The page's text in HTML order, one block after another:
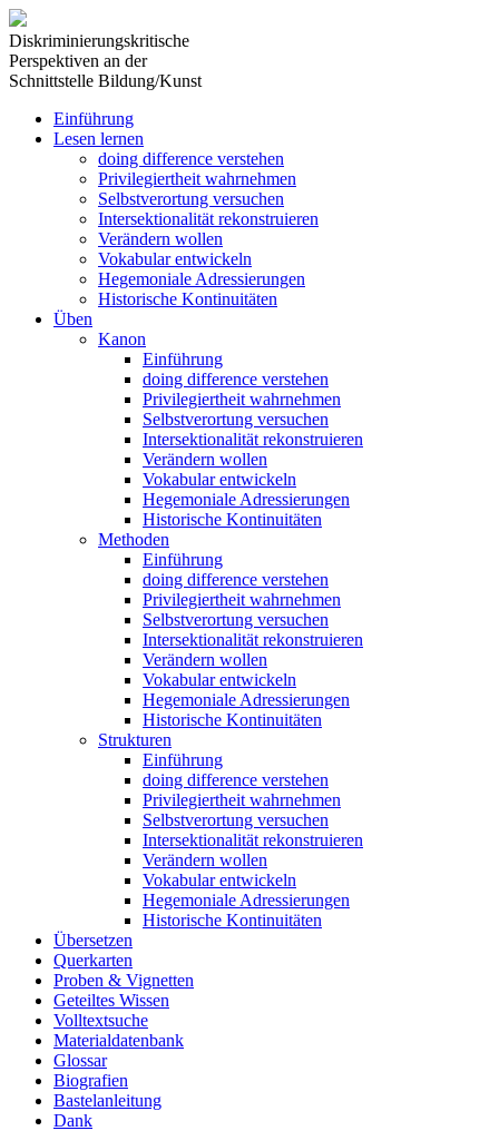
Diskriminierungskritische
Perspektiven an der
Schnittstelle Bildung/Kunst
Einführung
Lesen lernen
doing difference verstehen
Privilegiertheit wahrnehmen
Selbstverortung versuchen
Intersektionalität rekonstruieren
Verändern wollen
Vokabular entwickeln
Hegemoniale Adressierungen
Historische Kontinuitäten
Üben
Kanon
Einführung
doing difference verstehen
Privilegiertheit wahrnehmen
Selbstverortung versuchen
Intersektionalität rekonstruieren
Verändern wollen
Vokabular entwickeln
Hegemoniale Adressierungen
Historische Kontinuitäten
Methoden
Einführung
doing difference verstehen
Privilegiertheit wahrnehmen
Selbstverortung versuchen
Intersektionalität rekonstruieren
Verändern wollen
Vokabular entwickeln
Hegemoniale Adressierungen
Historische Kontinuitäten
Strukturen
Einführung
doing difference verstehen
Privilegiertheit wahrnehmen
Selbstverortung versuchen
Intersektionalität rekonstruieren
Verändern wollen
Vokabular entwickeln
Hegemoniale Adressierungen
Historische Kontinuitäten
Übersetzen
Querkarten
Proben & Vignetten
Geteiltes Wissen
Volltextsuche
Materialdatenbank
Glossar
Biografien
Bastelanleitung
Dank